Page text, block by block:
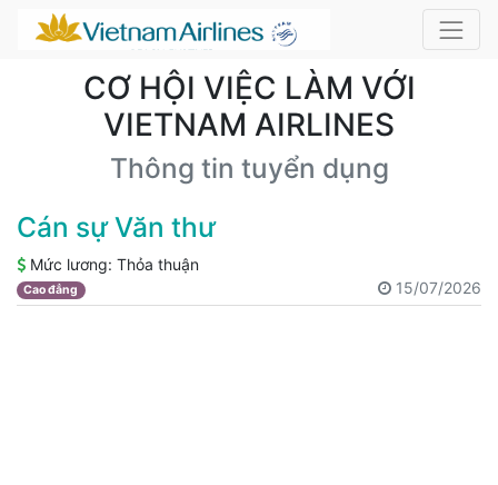
CƠ HỘI VIỆC LÀM VỚI
VIETNAM AIRLINES
Thông tin tuyển dụng
Cán sự Văn thư
Mức lương: Thỏa thuận
Cao đẳng 15/07/2026